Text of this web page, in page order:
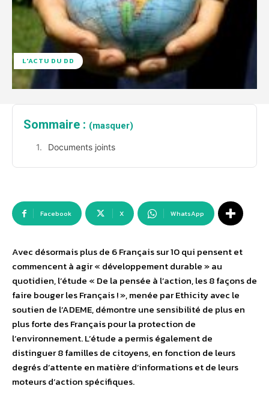
L'ACTU DU DD
Sommaire : (masquer)
Documents joints
Facebook X WhatsApp
Avec désormais plus de 6 Français sur 10 qui pensent et
commencent à agir « développement durable » au
quotidien, l’étude « De la pensée à l’action, les 8 façons de
faire bouger les Français ! », menée par Ethicity avec le
soutien de l’ADEME, démontre une sensibilité de plus en
plus forte des Français pour la protection de
l’environnement. L’étude a permis également de
distinguer 8 familles de citoyens, en fonction de leurs
degrés d’attente en matière d’informations et de leurs
moteurs d’action spécifiques.